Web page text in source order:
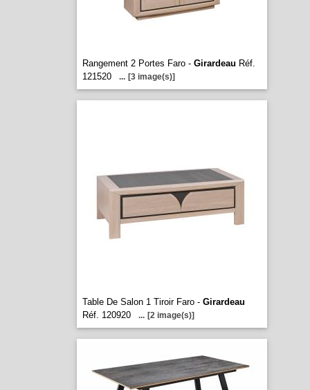
Rangement 2 Portes Faro - Girardeau Réf.
121520
... [3 image(s)]
Table De Salon 1 Tiroir Faro - Girardeau
Réf. 120920
... [2 image(s)]